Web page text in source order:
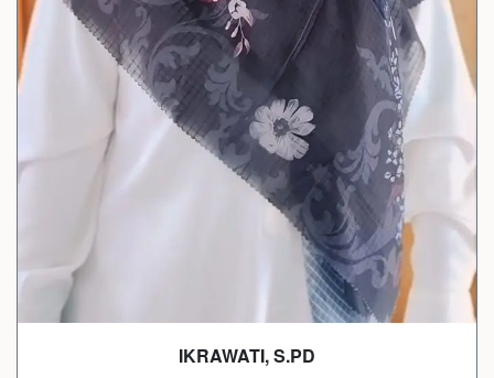
IKRAWATI, S.PD